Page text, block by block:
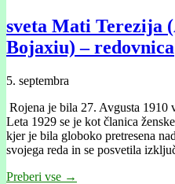
sveta Mati Terezija
Bojaxiu) – redovnica
5. septembra
Rojena je bila 27. Avgusta 1910
Leta 1929 se je kot članica
kjer je bila globoko pretresena
svojega reda in se posvetila
Preberi vse →